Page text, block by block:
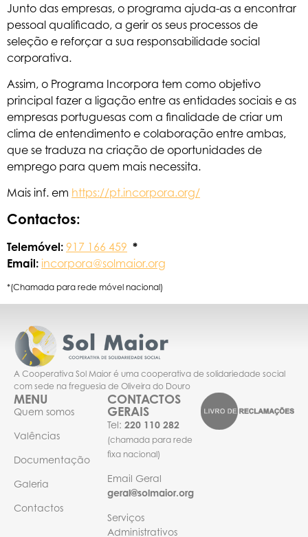
Junto das empresas, o programa ajuda-as a encontrar
pessoal qualificado, a gerir os seus processos de
seleção e reforçar a sua responsabilidade social
corporativa.
Assim, o Programa Incorpora tem como objetivo
principal fazer a ligação entre as entidades sociais e as
empresas portuguesas com a finalidade de criar um
clima de entendimento e colaboração entre ambas,
que se traduza na criação de oportunidades de
emprego para quem mais necessita.
Mais inf. em https://pt.incorpora.org/
Contactos:
Telemóvel: 917 166 459 *
Email: incorpora@solmaior.org
*(Chamada para rede móvel nacional)
A Cooperativa Sol Maior é uma cooperativa de solidariedade social
com sede na freguesia de Oliveira do Douro
MENU
Quem somos
Valências
Documentação
Galeria
Contactos
CONTACTOS
GERAIS
Tel: 220 110 282
(chamada para rede
fixa nacional)
Email Geral
geral@solmaior.org
Serviços
Administrativos